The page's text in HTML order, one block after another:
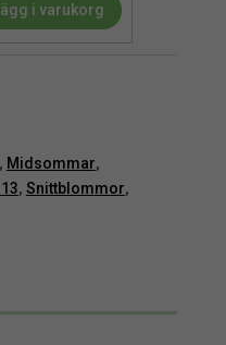
Snittblomma
i varukorg
, Midsommar,
, Snittblommor,